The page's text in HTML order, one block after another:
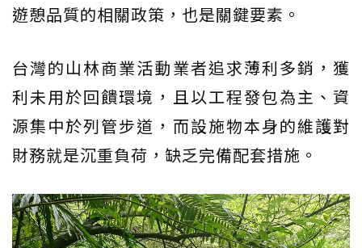
遊憩品質的相關政策，也是關鍵要素。
台灣的山林商業活動業者追求薄利多銷，獲
利未用於回饋環境，且以工程發包為主、資
源集中於列管步道，而設施物本身的維護對
財務就是沉重負荷，缺乏完備配套措施。